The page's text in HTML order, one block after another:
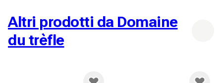
Altri prodotti da Domaine
du trèfle